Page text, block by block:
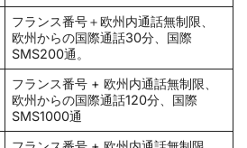
フランス番号＋欧州内通話無制限、
欧州からの国際通話30分、国際
SMS200通。
フランス番号 + 欧州内通話無制限、
欧州からの国際通話120分、国際
SMS1000通